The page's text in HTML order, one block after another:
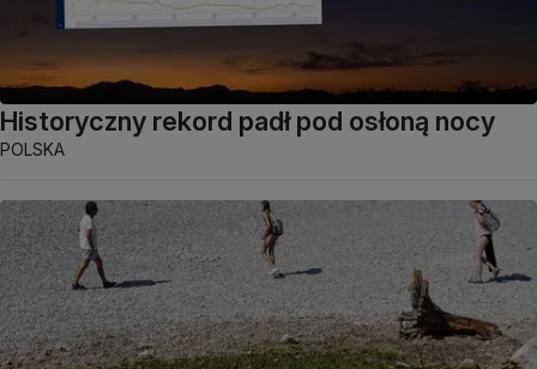
Historyczny rekord padł pod osłoną nocy
POLSKA